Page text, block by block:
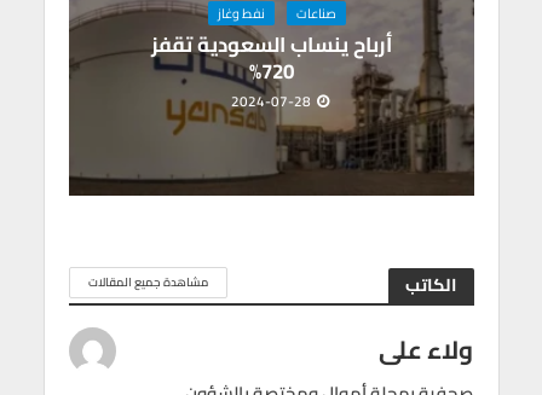
صناعات نفط وغاز
أرباح ينساب السعودية تقفز
720%
2024-07-28
الكاتب مشاهدة جميع المقالات
ولاء على